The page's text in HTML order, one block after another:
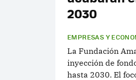
2030
EMPRESAS Y
La Fundación
inyección de
hasta 2030. El